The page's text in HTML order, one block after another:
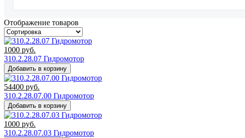
Отображение товаров
1000 руб.
310.2.28.07 Гидромотор
Добавить в корзину
54400 руб.
310.2.28.07.00 Гидромотор
Добавить в корзину
1000 руб.
310.2.28.07.03 Гидромотор